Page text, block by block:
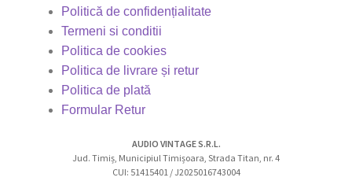
Politică de confidențialitate
Termeni si conditii
Politica de cookies
Politica de livrare și retur
Politica de plată
Formular Retur
AUDIO VINTAGE S.R.L.
Jud. Timiș, Municipiul Timișoara, Strada Titan, nr. 4
CUI: 51415401 / J2025016743004